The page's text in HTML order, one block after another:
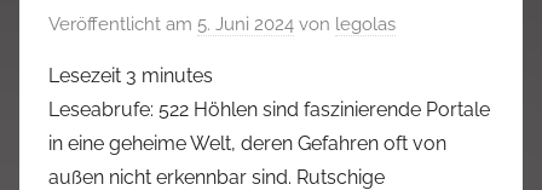
Veröffentlicht am 5. Juni 2024 von legolas
Lesezeit 3 minutes
Leseabrufe: 522 Höhlen sind faszinierende Portale
in eine geheime Welt, deren Gefahren oft von
außen nicht erkennbar sind. Rutschige